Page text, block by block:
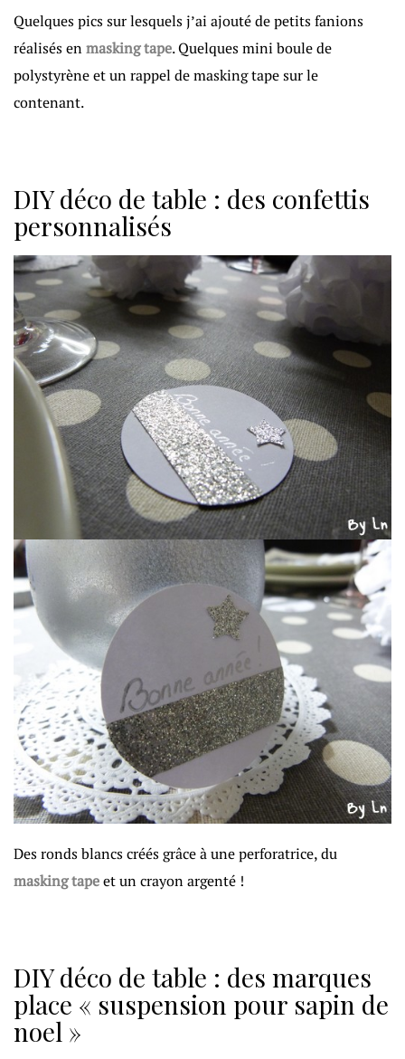
Quelques pics sur lesquels j’ai ajouté de petits fanions
réalisés enmasking tape. Quelques mini boule de
polystyrène et un rappel de masking tape sur le
contenant.
DIY déco de table : des confettis
personnalisés
Des ronds blancs créés grâce à une perforatrice, du
masking tapeet un crayon argenté !
DIY déco de table : des marques
place « suspension pour sapin de
noel »